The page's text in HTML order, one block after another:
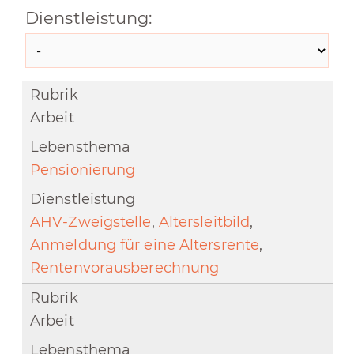
Dienstleistung:
Arbeit
Pensionierung
AHV-Zweigstelle, Altersleitbild,
Anmeldung für eine Altersrente,
Rentenvorausberechnung
Arbeit